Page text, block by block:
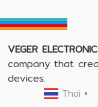
VEGER
company that
devices.
Thai ▼